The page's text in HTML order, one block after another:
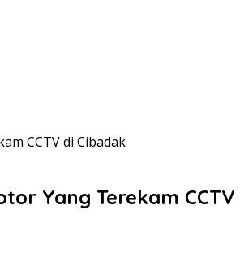
CCTV di Cibadak
Yang Terekam